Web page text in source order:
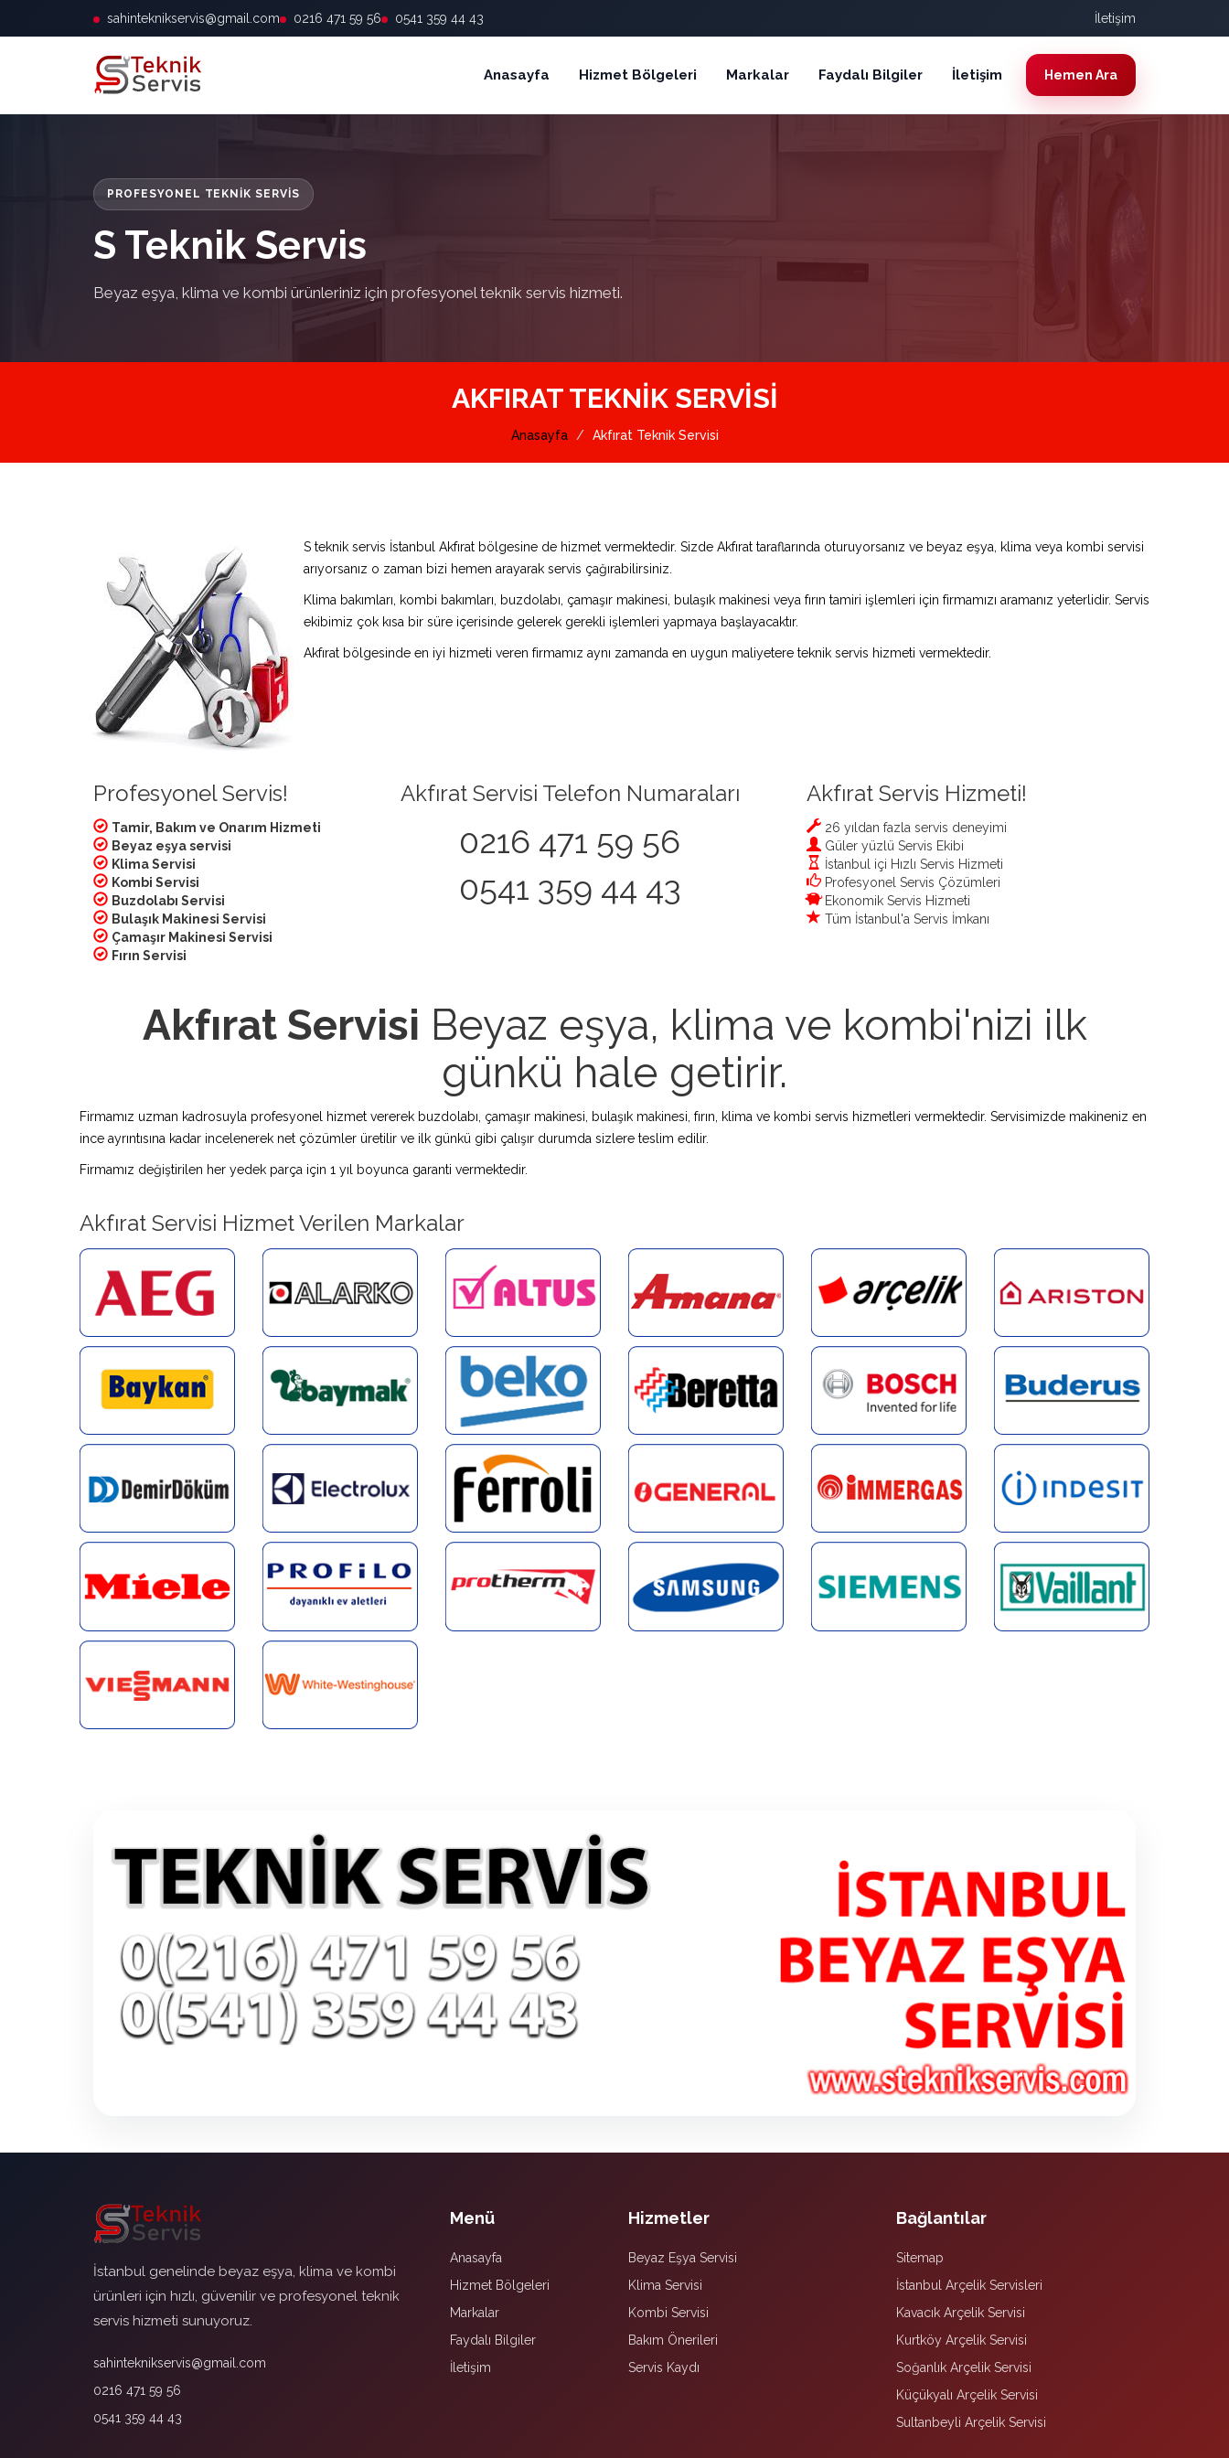
sahinteknikservis@gmail.com 0216 471 59 56 0541 359 44 43 İletişim
Anasayfa Hizmet Bölgeleri Markalar Faydalı Bilgiler İletişim Hemen Ara
PROFESYONEL TEKNIK SERVIS
S Teknik Servis
Beyaz eşya, klima ve kombi ürünleriniz için profesyonel teknik servis hizmeti.
AKFIRAT TEKNIK SERVISI
Anasayfa Akfırat Teknik Servisi
S teknik servis İstanbul Akfırat bölgesine de hizmet vermektedir. Sizde Akfırat taraflarında oturuyorsanız ve beyaz eşya, klima veya kombi servisi
arıyorsanız o zaman bizi hemen arayarak servis çağırabilirsiniz.
Klima bakımları, kombi bakımları, buzdolabı, çamaşır makinesi, bulaşık makinesi veya fırın tamiri işlemleri için firmamızı aramanız yeterlidir. Servis
ekibimiz çok kısa bir süre içerisinde gelerek gerekli işlemleri yapmaya başlayacaktır.
Akfırat bölgesinde en iyi hizmeti veren firmamız aynı zamanda en uygun maliyetere teknik servis hizmeti vermektedir.
Profesyonel Servis!
Tamir, Bakım ve Onarım Hizmeti
Beyaz eşya servisi
Klima Servisi
Kombi Servisi
Buzdolabı Servisi
Bulaşık Makinesi Servisi
Çamaşır Makinesi Servisi
Fırın Servisi
Akfırat Servisi Telefon Numaraları
0216 471 59 56
0541 359 44 43
Akfırat Servis Hizmeti!
26 yıldan fazla servis deneyimi
Güler yüzlü Servis Ekibi
İstanbul içi Hızlı Servis Hizmeti
Profesyonel Servis Çözümleri
Ekonomik Servis Hizmeti
Tüm İstanbul'a Servis İmkanı
Akfırat Servisi Beyaz eşya, klima ve kombi'nizi ilk
günkü hale getirir.
Firmamız uzman kadrosuyla profesyonel hizmet vererek buzdolabı, çamaşır makinesi, bulaşık makinesi, fırın, klima ve kombi servis hizmetleri vermektedir. Servisimizde makineniz en
ince ayrıntısına kadar incelenerek net çözümler üretilir ve ilk günkü gibi çalışır durumda sizlere teslim edilir.
Firmamız değiştirilen her yedek parça için 1 yıl boyunca garanti vermektedir.
Akfırat Servisi Hizmet Verilen Markalar
İstanbul genelinde beyaz eşya, klima ve kombi
ürünleri için hızlı, güvenilir ve profesyonel teknik
servis hizmeti sunuyoruz.
sahinteknikservis@gmail.com
0216 471 59 56
0541 359 44 43
Menü
Anasayfa
Hizmet Bölgeleri
Markalar
Faydalı Bilgiler
İletişim
Hizmetler
Beyaz Eşya Servisi
Klima Servisi
Kombi Servisi
Bakım Önerileri
Servis Kaydı
Bağlantılar
Sitemap
İstanbul Arçelik Servisleri
Kavacık Arçelik Servisi
Kurtköy Arçelik Servisi
Soğanlık Arçelik Servisi
Küçükyalı Arçelik Servisi
Sultanbeyli Arçelik Servisi